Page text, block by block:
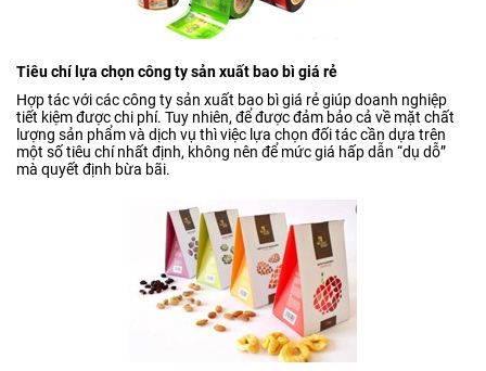
Tiêu chí lựa chọn công ty sản xuất bao bì giá rẻ
Hợp tác với các công ty sản xuất bao bì giá rẻ giúp doanh nghiệp
tiết kiệm được chi phí. Tuy nhiên, để được đảm bảo cả về mặt chất
lượng sản phẩm và dịch vụ thì việc lựa chọn đối tác cần dựa trên
một số tiêu chí nhất định, không nên để mức giá hấp dẫn “dụ dỗ”
mà quyết định bừa bãi.